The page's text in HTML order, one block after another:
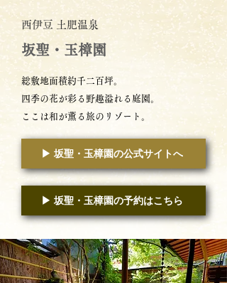
西伊豆 土肥温泉
​坂聖・玉樟園
総敷地面積約千二百坪。
四季の花が彩る野趣溢れる庭園。
​ここは和が薫る旅のリゾート。
▶︎ 坂聖・玉樟園の公式サイトへ
▶︎ 坂聖・玉樟園の予約はこちら